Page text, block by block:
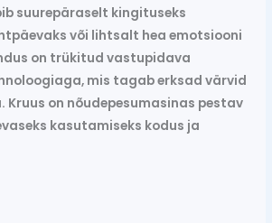
suurepäraselt kingituseks
või lihtsalt hea emotsiooni
on trükitud vastupidava
mis tagab erksad värvid
Kruus on nõudepesumasinas pestav
kasutamiseks kodus ja